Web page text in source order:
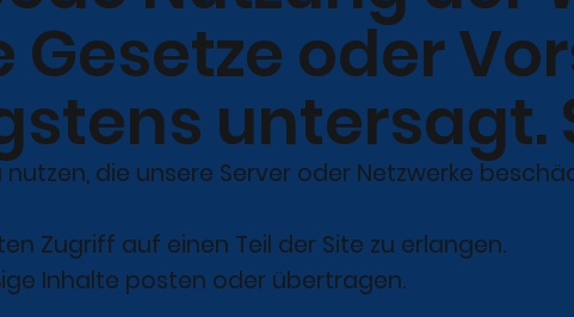
Gesetze oder
untersagt.
nutzen, die unsere Server oder Netzwerke
Zugriff auf einen Teil der Site zu erlangen.
Inhalte posten oder übertragen.